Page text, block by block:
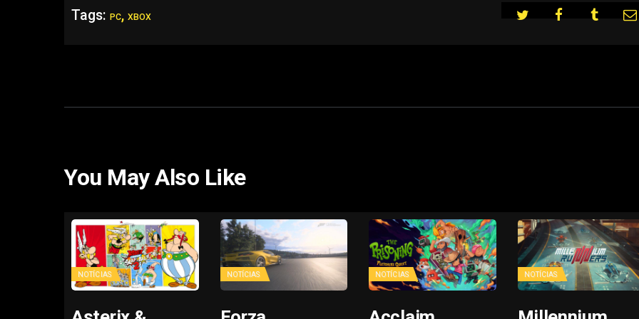
Tags: PC, XBOX
You May Also Like
NOTÍCIAS NOTÍCIAS NOTÍCIAS NOTÍCIAS